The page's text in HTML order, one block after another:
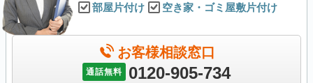
部屋片付け
空き家・ゴミ屋敷片付け
お客様相談窓口
通話無料 0120-905-734